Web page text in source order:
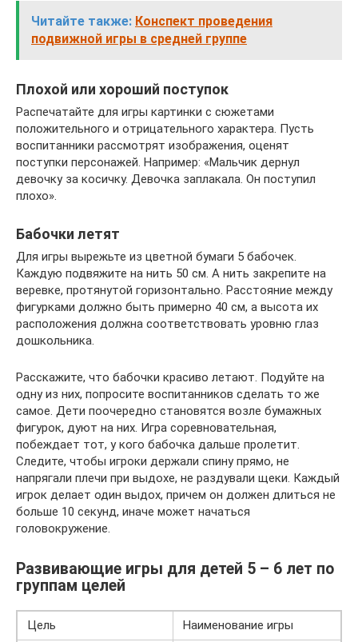
Читайте также: Конспект проведения
подвижной игры в средней группе
Плохой или хороший поступок
Распечатайте для игры картинки с сюжетами
положительного и отрицательного характера. Пусть
воспитанники рассмотрят изображения, оценят
поступки персонажей. Например: «Мальчик дернул
девочку за косичку. Девочка заплакала. Он поступил
плохо».
Бабочки летят
Для игры вырежьте из цветной бумаги 5 бабочек.
Каждую подвяжите на нить 50 см. А нить закрепите на
веревке, протянутой горизонтально. Расстояние между
фигурками должно быть примерно 40 см, а высота их
расположения должна соответствовать уровню глаз
дошкольника.
Расскажите, что бабочки красиво летают. Подуйте на
одну из них, попросите воспитанников сделать то же
самое. Дети поочередно становятся возле бумажных
фигурок, дуют на них. Игра соревновательная,
побеждает тот, у кого бабочка дальше пролетит.
Следите, чтобы игроки держали спину прямо, не
напрягали плечи при выдохе, не раздували щеки. Каждый
игрок делает один выдох, причем он должен длиться не
больше 10 секунд, иначе может начаться
головокружение.
Развивающие игры для детей 5 – 6 лет по
группам целей
Цель Наименование игры